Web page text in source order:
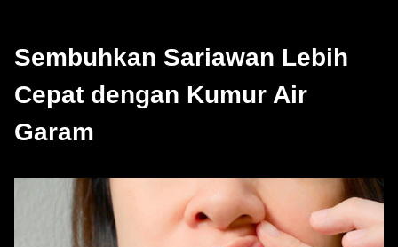
Sembuhkan Sariawan Lebih
Cepat dengan Kumur Air
Garam